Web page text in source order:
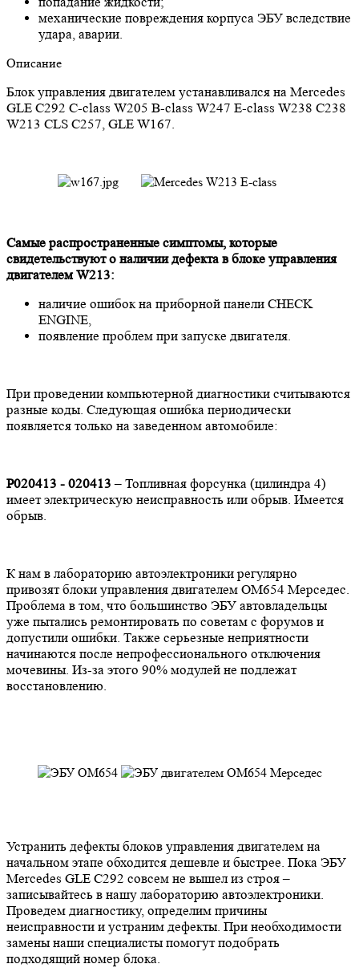
механические повреждения корпуса ЭБУ вследствие
удара, аварии.
Описание
Блок управления двигателем устанавливался на Mercedes
GLE C292 C-class W205 B-class W247 E-class W238 C238
W213 CLS C257, GLE W167.
Самые распространенные симптомы, которые
свидетельствуют о наличии дефекта в блоке управления
двигателем W213:
наличие ошибок на приборной панели CHECK
ENGINE,
появление проблем при запуске двигателя.
При проведении компьютерной диагностики считываются
разные коды. Следующая ошибка периодически
появляется только на заведенном автомобиле:
P020413 - 020413 – Топливная форсунка (цилиндра 4)
имеет электрическую неисправность или обрыв. Имеется
обрыв.
К нам в лабораторию автоэлектроники регулярно
привозят блоки управления двигателем OM654 Мерседес.
Проблема в том, что большинство ЭБУ автовладельцы
уже пытались ремонтировать по советам с форумов и
допустили ошибки. Также серьезные неприятности
начинаются после непрофессионального отключения
мочевины. Из-за этого 90% модулей не подлежат
восстановлению.
Устранить дефекты блоков управления двигателем на
начальном этапе обходится дешевле и быстрее. Пока ЭБУ
Mercedes GLE C292 совсем не вышел из строя –
записывайтесь в нашу лабораторию автоэлектроники.
Проведем диагностику, определим причины
неисправности и устраним дефекты. При необходимости
замены наши специалисты помогут подобрать
подходящий номер блока.